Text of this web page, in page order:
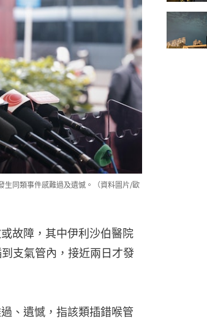
生同類事件感難過及遺憾。（資料圖片/歐
故障，其中伊利沙伯醫院
支氣管內，接近兩日才發
、遺憾，指該類插錯喉管